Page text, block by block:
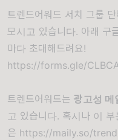
트렌드어워드 서치 그룹
모시고 있습니다. 아래 구
마다 초대해드려요!
https://forms.gle/
트렌드어워드는 광고성 메
고 있습니다. 혹시나 이
은 https://maily.so/